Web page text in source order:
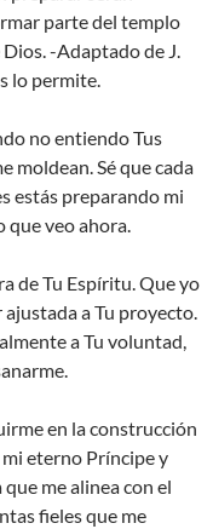
parte del templo
-Adaptado de J.
lo permite.
no entiendo Tus
moldean. Sé que cada
estás preparando mi
que veo ahora.
de Tu Espíritu. Que yo
a Tu proyecto.
a Tu voluntad,
en la construcción
eterno Príncipe y
me alinea con el
fieles que me